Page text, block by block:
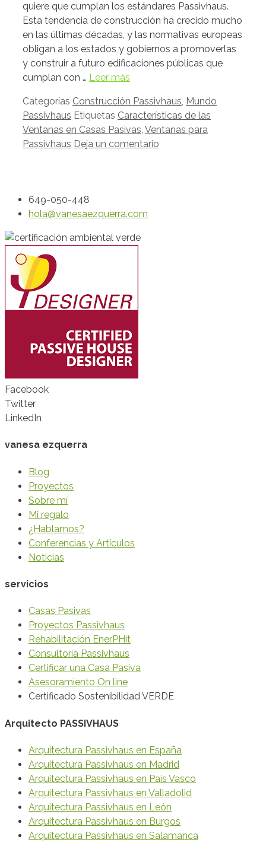
quiere que cumplan los estándares Passivhaus.
Esta tendencia de construcción ha crecido mucho
en las últimas décadas, y las normativas europeas
obligan a los estados y gobiernos a promoverlas
y construir a futuro edificaciones públicas que
cumplan con … Leer más
Categorías Construcción Passivhaus, Mundo
Passivhaus Etiquetas Características de las
Ventanas en Casas Pasivas, Ventanas para
Passivhaus Deja un comentario
649-050-448
hola@vanesaezquerra.com
Facebook
Twitter
LinkedIn
vanesa ezquerra
Blog
Proyectos
Sobre mí
Mi regalo
¿Hablamos?
Conferencias y Artículos
Noticias
servicios
Casas Pasivas
Proyectos Passivhaus
Rehabilitación EnerPHit
Consultoría Passivhaus
Certificar una Casa Pasiva
Asesoramiento On line
Certificado Sostenibilidad VERDE
Arquitecto PASSIVHAUS
Arquitectura Passivhaus en España
Arquitectura Passivhaus en Madrid
Arquitectura Passivhaus en País Vasco
Arquitectura Passivhaus en Valladolid
Arquitectura Passivhaus en León
Arquitectura Passivhaus en Burgos
Arquitectura Passivhaus en Salamanca